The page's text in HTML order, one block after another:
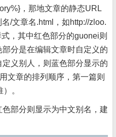
，那地文章的静态URL
/文章名.html，如http://zloo.
，其中红色部分的guonei则
分是在编辑文章时自定义的
义别人，则蓝色部分显示的
文章的排列顺序，第一篇则
。
部分则显示为中文别名，建